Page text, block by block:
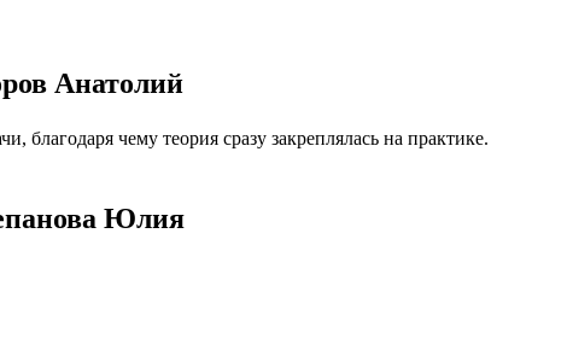
Анатолий
благодаря чему теория сразу закреплялась на практике.
Юлия